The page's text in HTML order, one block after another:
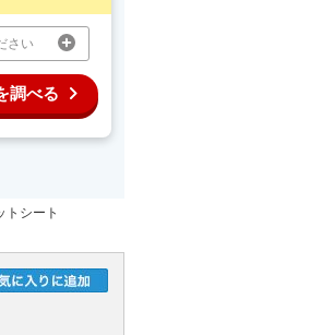
さい
調べる
シート